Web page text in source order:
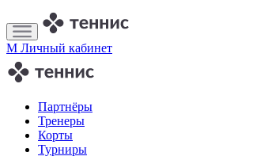
M Личный кабинет
Партнёры
Тренеры
Корты
Турниры